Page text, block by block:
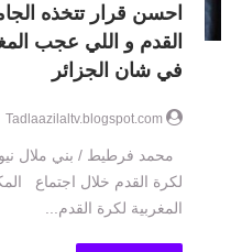
احسن قرار تتخذه
القدم و اللي عجب
في شان الجزائر
Tadlaazilaltv.blogspot.com
محمد فرطيط / بني ملال
لكرة القدم خلال اجتماع
المغربية لكرة القدم...